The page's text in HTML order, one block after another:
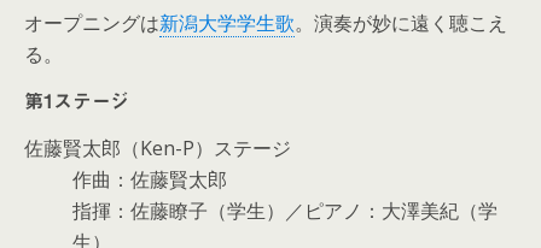
オープニングは新潟大学学生歌。演奏が妙に遠く聴こえ
る。
第1ステージ
佐藤賢太郎（Ken-P）ステージ
作曲：佐藤賢太郎
指揮：佐藤瞭子（学生）／ピアノ：大澤美紀（学
生）